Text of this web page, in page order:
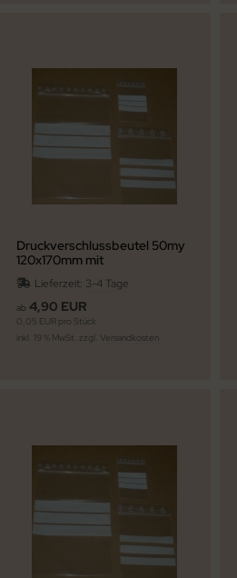
Druckverschlussbeutel 50my
120x170mm mit
Beschriftungsfeld
Lieferzeit: 3-4 Tage
ab 4,90 EUR
0,05 EUR pro Stück
inkl. 19 % MwSt. zzgl. Versandkosten